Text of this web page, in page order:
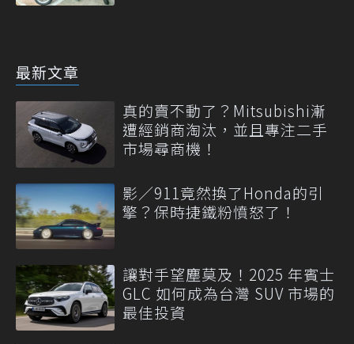
最新文章
真的賣不動了？Mitsubishi漸
遭經銷商淘汰，並且專注二手
市場尋商機！
影／911竟然換了Honda的引
擎？保時捷鐵粉憤怒了！
讓對手望塵莫及！2025 年賓士
GLC 如何成為台灣 SUV 市場的
最佳投資